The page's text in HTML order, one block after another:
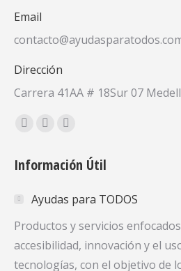
Email
Dirección
Carrera 41AA # 18Sur 07
Encuéntranos en:
Facebook
opens
new
window
X
opens
new
window
YouTube
opens
new
window
Información Útil
Ayudas para TODOS
Productos y servicios
accesibilidad, innovación y el
tecnologías, con el objetivo de